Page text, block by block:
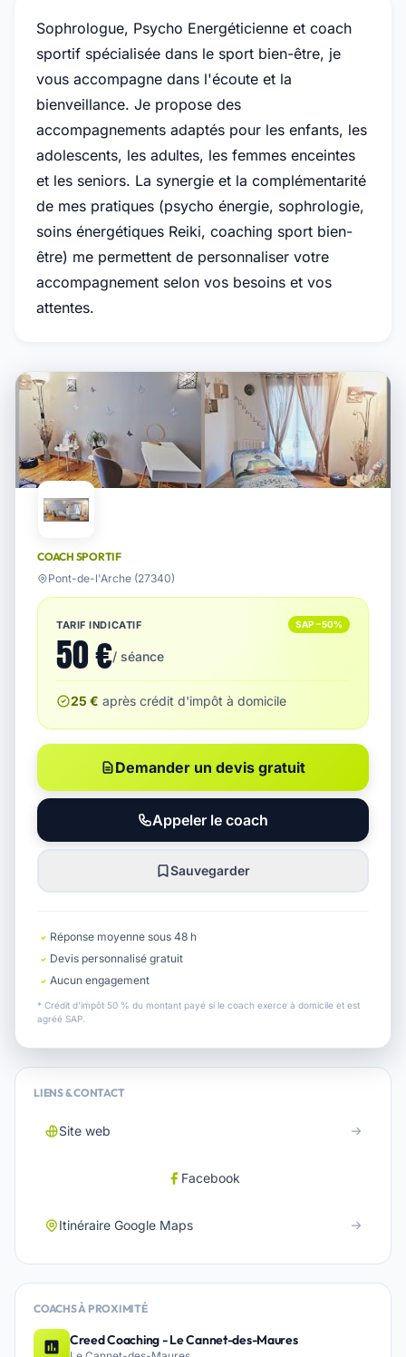
Sophrologue, Psycho Energéticienne et coach
sportif spécialisée dans le sport bien-être, je
vous accompagne dans l'écoute et la
bienveillance. Je propose des
accompagnements adaptés pour les enfants, les
adolescents, les adultes, les femmes enceintes
et les seniors. La synergie et la complémentarité
de mes pratiques (psycho énergie, sophrologie,
soins énergétiques Reiki, coaching sport bien-
être) me permettent de personnaliser votre
accompagnement selon vos besoins et vos
attentes.
COACH SPORTIF
Pont-de-l'Arche (27340)
TARIF INDICATIF SAP −50%
50 €/ séance
25 € après crédit d'impôt à domicile
Demander un devis gratuit
Appeler le coach
Sauvegarder
Réponse moyenne sous 48 h
Devis personnalisé gratuit
Aucun engagement
* Crédit d'impôt 50 % du montant payé si le coach exerce à domicile et est
agréé SAP.
LIENS & CONTACT
Site web
Facebook
Itinéraire Google Maps
COACHS À PROXIMITÉ
Creed Coaching - Le Cannet-des-Maures